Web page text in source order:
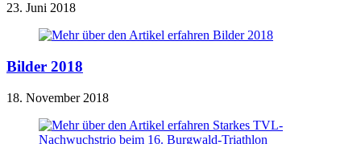
23. Juni 2018
Bilder 2018
18. November 2018